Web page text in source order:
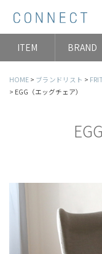
ITEM BRAND
HOME ブランドリスト
EGG（エッグチェア）